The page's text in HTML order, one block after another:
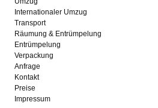
Internationaler Umzug
Transport
Räumung & Entrümpelung
Entrümpelung
Verpackung
Anfrage
Kontakt
Preise
Impressum